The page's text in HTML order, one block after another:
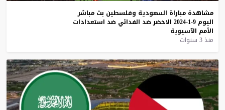
مشاهدة مباراة السعودية وفلسطين بث مباشر
اليوم 9-1-2024 الاخضر ضد الفدائي ضد استعدادات
الأمم الآسيوية
منذ 3 سنوات